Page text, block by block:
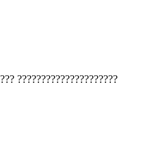
?????????????????????